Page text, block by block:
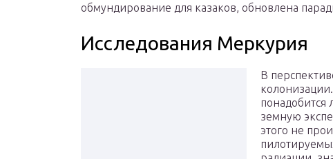
обмундирование для казаков, обновлена
Исследования Меркурия
В
понадобится
земную
этого не